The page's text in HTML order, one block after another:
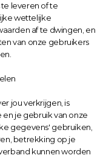
leveren of te
wettelijke
af te dwingen, en
van onze gebruikers
jou verkrijgen, is
en je gebruik van onze
gegevens' gebruiken,
betrekking op je
kunnen worden